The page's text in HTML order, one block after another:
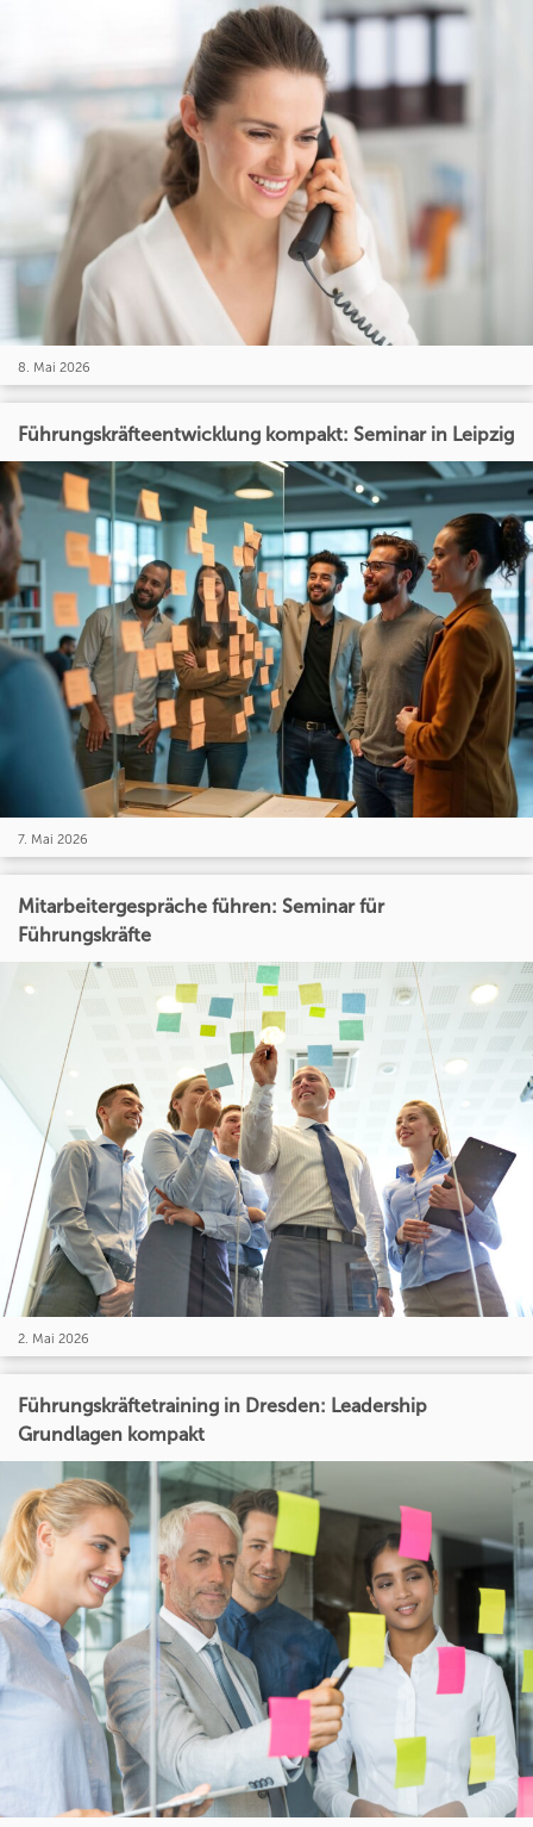
8. Mai 2026
Führungskräfteentwicklung kompakt: Seminar in Leipzig
7. Mai 2026
Mitarbeitergespräche führen: Seminar für
Führungskräfte
2. Mai 2026
Führungskräftetraining in Dresden: Leadership
Grundlagen kompakt